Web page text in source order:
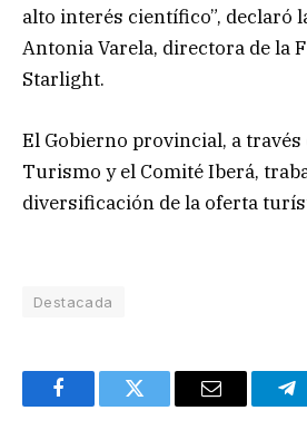
alto interés científico”, declaró
Antonia Varela, directora de la
Starlight.
El Gobierno provincial, a
Turismo y el Comité Iberá,
diversificación de la oferta
Destacada
FacebookTwitter Email